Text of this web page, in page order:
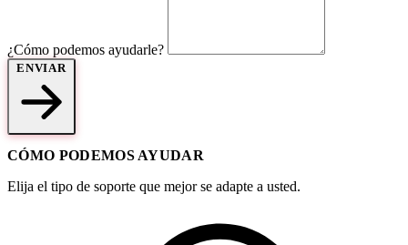
¿Cómo podemos ayudarle?
ENVIAR
CÓMO PODEMOS AYUDAR
Elija el tipo de soporte que mejor se adapte a usted.